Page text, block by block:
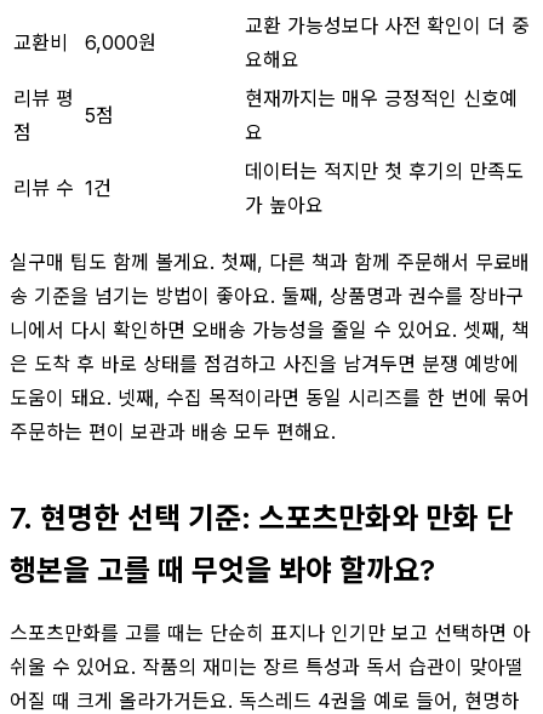
교환비 6,000원
교환 가능성보다 사전 확인이 더 중
요해요
리뷰 평
점
5점
현재까지는 매우 긍정적인 신호예
요
리뷰 수 1건
데이터는 적지만 첫 후기의 만족도
가 높아요
실구매 팁도 함께 볼게요. 첫째, 다른 책과 함께 주문해서 무료배
송 기준을 넘기는 방법이 좋아요. 둘째, 상품명과 권수를 장바구
니에서 다시 확인하면 오배송 가능성을 줄일 수 있어요. 셋째, 책
은 도착 후 바로 상태를 점검하고 사진을 남겨두면 분쟁 예방에
도움이 돼요. 넷째, 수집 목적이라면 동일 시리즈를 한 번에 묶어
주문하는 편이 보관과 배송 모두 편해요.
7. 현명한 선택 기준: 스포츠만화와 만화 단
행본을 고를 때 무엇을 봐야 할까요?
스포츠만화를 고를 때는 단순히 표지나 인기만 보고 선택하면 아
쉬울 수 있어요. 작품의 재미는 장르 특성과 독서 습관이 맞아떨
어질 때 크게 올라가거든요. 독스레드 4권을 예로 들어, 현명하